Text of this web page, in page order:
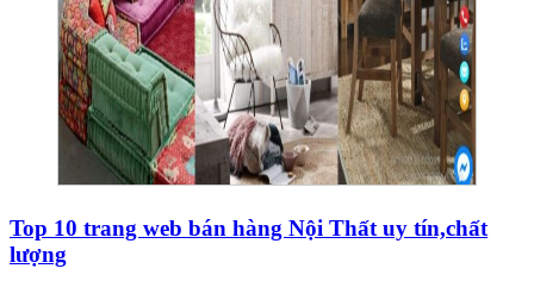
Top 10 trang web bán hàng Nội Thất uy tín,chất
lượng